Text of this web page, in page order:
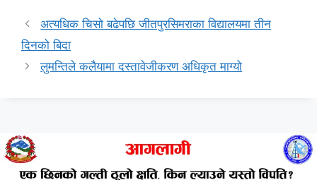
अत्यधिक चिसो बढेपछि जीतपुरसिमराका विद्यालयमा तीन
दिनको बिदा
लुमन्तिले कलैयामा दस्तावेजीकरण अधिकृत माग्यो